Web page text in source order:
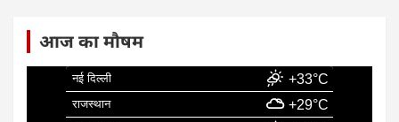
आज का मौषम
नई दिल्ली +33°C
राजस्थान +29°C